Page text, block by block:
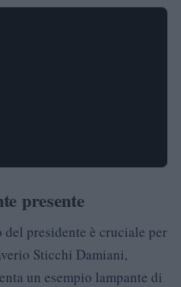
presente
presidente è cruciale per
Sticchi Damiani,
un esempio lampante di